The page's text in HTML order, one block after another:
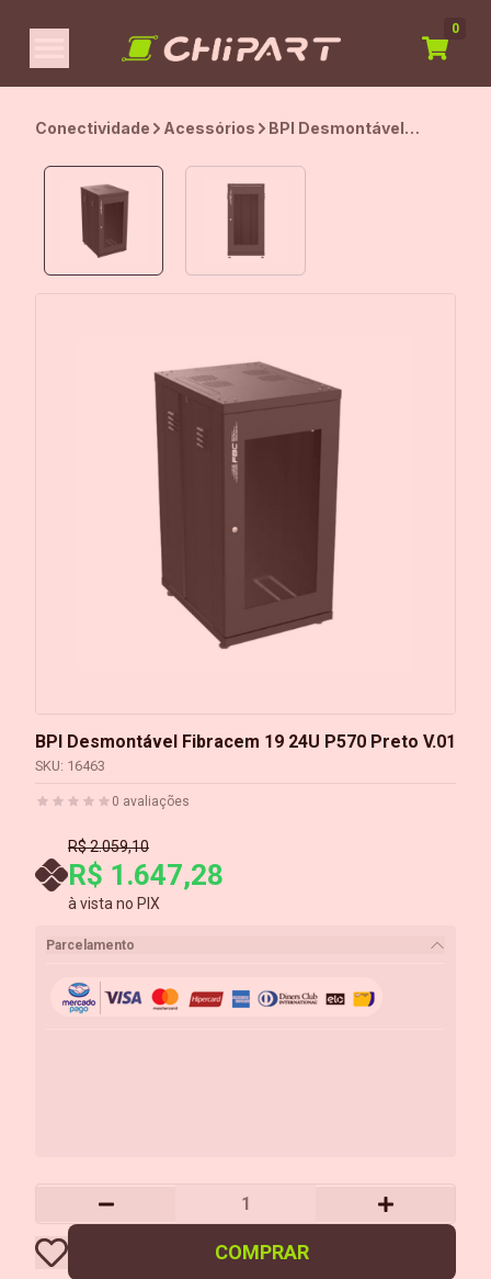
0
Conectividade Acessórios
BPI Desmontável
Preto V.01
BPI Desmontável Fibracem 19 24U P570 Preto V.01
SKU: 16463
0 avaliações
R$ 2.059,10
R$ 1.647,28
à vista no PIX
Parcelamento
COMPRAR